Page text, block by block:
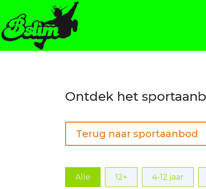
Ontdek het
Terug naar sportaanbod
Alle 12+ 4-12 jaar